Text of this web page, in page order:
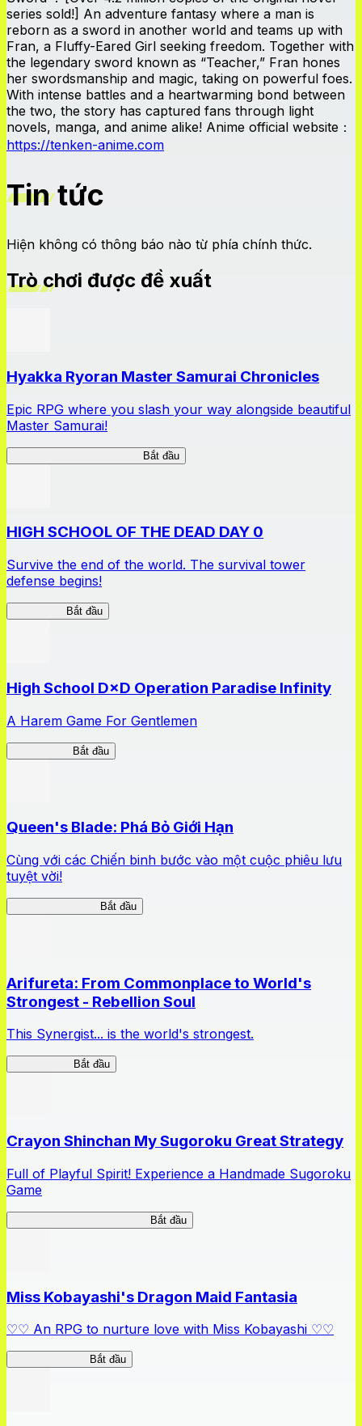
series sold!] An adventure fantasy where a man is
reborn as a sword in another world and teams up with
Fran, a Fluffy-Eared Girl seeking freedom. Together with
the legendary sword known as “Teacher,” Fran hones
her swordsmanship and magic, taking on powerful foes.
With intense battles and a heartwarming bond between
the two, the story has captured fans through light
novels, manga, and anime alike! Anime official website：
https://tenken-anime.com
Tin tức
Hiện không có thông báo nào từ phía chính thức.
Trò chơi được đề xuất
Hyakka Ryoran Master Samurai Chronicles
Epic RPG where you slash your way alongside beautiful
Master Samurai!
Bắt đầu
HIGH SCHOOL OF THE DEAD DAY 0
Survive the end of the world. The survival tower
defense begins!
Bắt đầu
High School D×D Operation Paradise Infinity
A Harem Game For Gentlemen
Bắt đầu
Queen's Blade: Phá Bỏ Giới Hạn
Cùng với các Chiến binh bước vào một cuộc phiêu lưu
tuyệt vời!
Bắt đầu
Arifureta: From Commonplace to World's
Strongest - Rebellion Soul
This Synergist... is the world's strongest.
Bắt đầu
Crayon Shinchan My Sugoroku Great Strategy
Full of Playful Spirit! Experience a Handmade Sugoroku
Game
Bắt đầu
Miss Kobayashi's Dragon Maid Fantasia
♡♡ An RPG to nurture love with Miss Kobayashi ♡♡
Bắt đầu